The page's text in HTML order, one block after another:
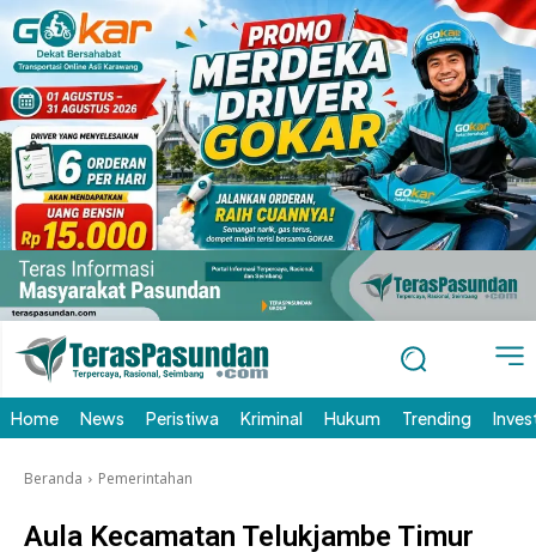
Home News Peristiwa Kriminal Hukum Trending
Beranda Pemerintahan
Aula Kecamatan Telukjambe Timur